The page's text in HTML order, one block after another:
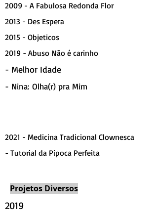
2009 - A Fabulosa Redonda Flor
2013 - Des Espera
2015 - Objeticos
2019 - Abuso Não é carinho
- Melhor Idade
- Nina: Olha(r) pra Mim
2021 - Medicina Tradicional Clownesca
- Tutorial da Pipoca Perfeita
Projetos Diversos
2019